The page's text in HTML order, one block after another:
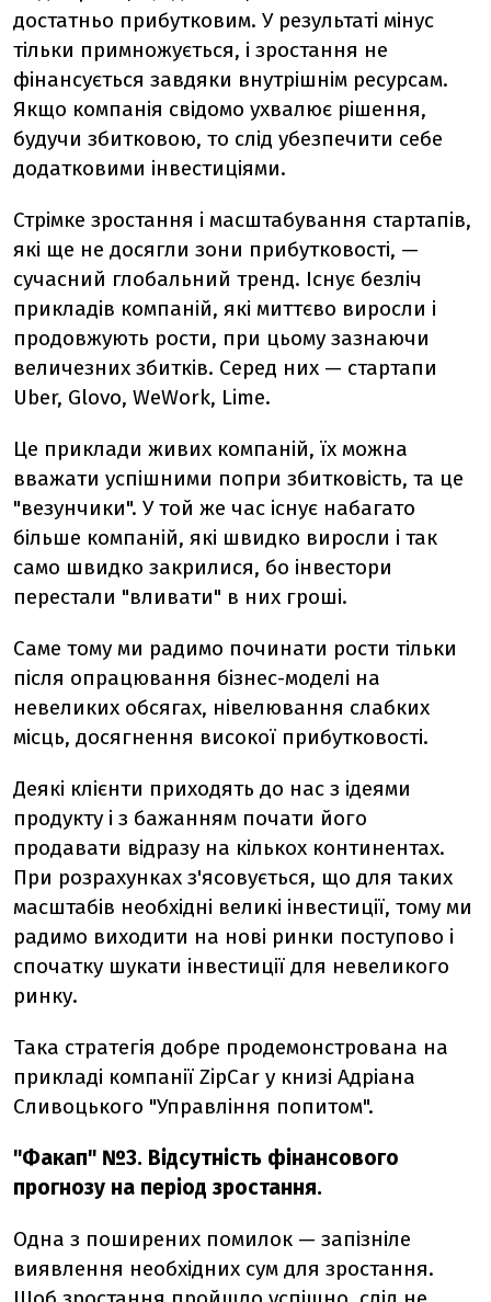
достатньо прибутковим. У результаті мінус
тільки примножується, і зростання не
фінансується завдяки внутрішнім ресурсам.
Якщо компанія свідомо ухвалює рішення,
будучи збитковою, то слід убезпечити себе
додатковими інвестиціями.
Стрімке зростання і масштабування стартапів,
які ще не досягли зони прибутковості, —
сучасний глобальний тренд. Існує безліч
прикладів компаній, які миттєво виросли і
продовжують рости, при цьому зазнаючи
величезних збитків. Серед них — стартапи
Uber, Glovo, WeWork, Lime.
Це приклади живих компаній, їх можна
вважати успішними попри збитковість, та це
"везунчики". У той же час існує набагато
більше компаній, які швидко виросли і так
само швидко закрилися, бо інвестори
перестали "вливати" в них гроші.
Саме тому ми радимо починати рости тільки
після опрацювання бізнес-моделі на
невеликих обсягах, нівелювання слабких
місць, досягнення високої прибутковості.
Деякі клієнти приходять до нас з ідеями
продукту і з бажанням почати його
продавати відразу на кількох континентах.
При розрахунках з'ясовується, що для таких
масштабів необхідні великі інвестиції, тому ми
радимо виходити на нові ринки поступово і
спочатку шукати інвестиції для невеликого
ринку.
Така стратегія добре продемонстрована на
прикладі компанії ZipCar у книзі Адріана
Сливоцького "Управління попитом".
"Факап" №3. Відсутність фінансового
прогнозу на період зростання.
Одна з поширених помилок — запізніле
виявлення необхідних сум для зростання.